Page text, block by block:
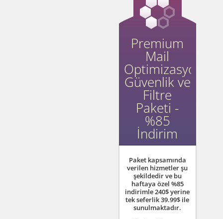
Premium
Mail
Optimizasyon,
Güvenlik ve
Filtre
Paketi -
%85
İndirim
Paket kapsamında
verilen hizmetler şu
şekildedir ve bu
haftaya özel %85
indirimle240$ yerine
tek seferlik 39.99$ ile
sunulmaktadır.